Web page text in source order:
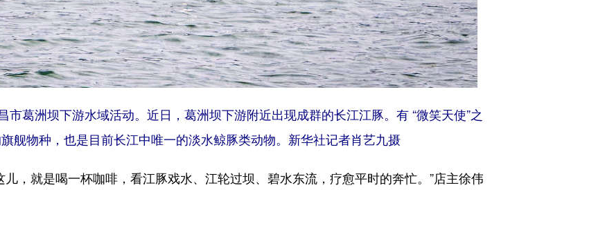
市葛洲坝下游水域活动。近日，葛洲坝下游附近出现成群的长江江豚。有 “微笑天使”之
舰物种，也是目前长江中唯一的淡水鲸豚类动物。新华社记者肖艺九摄
就是喝一杯咖啡，看江豚戏水、江轮过坝、碧水东流，疗愈平时的奔忙。”店主徐伟